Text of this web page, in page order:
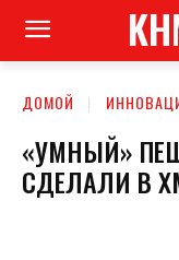
ДОМОЙ
«УМНЫЙ»
СДЕЛАЛИ В